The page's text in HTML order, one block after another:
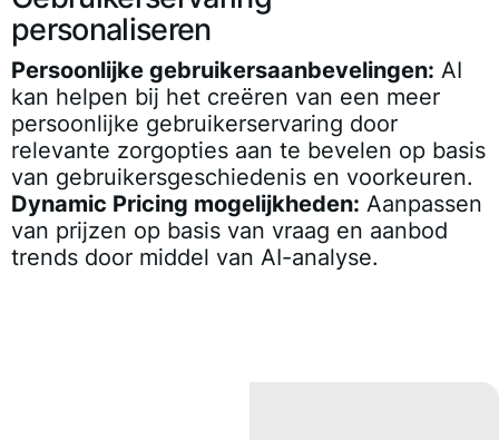
personaliseren
Persoonlijke gebruikersaanbevelingen: AI
kan helpen bij het creëren van een meer
persoonlijke gebruikerservaring door
relevante zorgopties aan te bevelen op basis
van gebruikersgeschiedenis en voorkeuren.
Dynamic Pricing mogelijkheden: Aanpassen
van prijzen op basis van vraag en aanbod
trends door middel van AI-analyse.